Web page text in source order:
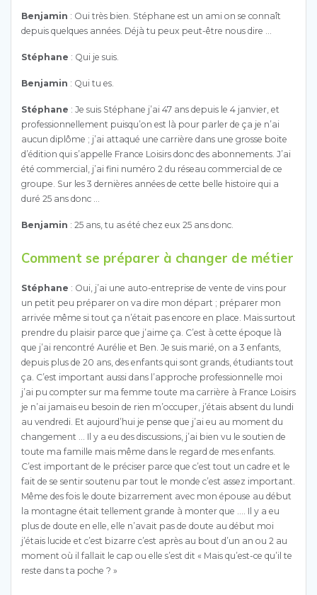
Benjamin : Oui très bien. Stéphane est un ami on se connaît
depuis quelques années. Déjà tu peux peut-être nous dire …
Stéphane : Qui je suis.
Benjamin : Qui tu es.
Stéphane : Je suis Stéphane j’ai 47 ans depuis le 4 janvier, et
professionnellement puisqu’on est là pour parler de ça je n’ai
aucun diplôme ; j’ai attaqué une carrière dans une grosse boite
d’édition qui s’appelle France Loisirs donc des abonnements. J’ai
été commercial, j’ai fini numéro 2 du réseau commercial de ce
groupe. Sur les 3 dernières années de cette belle histoire qui a
duré 25 ans donc …
Benjamin : 25 ans, tu as été chez eux 25 ans donc.
Comment se préparer à changer de métier
Stéphane : Oui, j’ai une auto-entreprise de vente de vins pour
un petit peu préparer on va dire mon départ ; préparer mon
arrivée même si tout ça n’était pas encore en place. Mais surtout
prendre du plaisir parce que j’aime ça. C’est à cette époque là
que j’ai rencontré Aurélie et Ben. Je suis marié, on a 3 enfants,
depuis plus de 20 ans, des enfants qui sont grands, étudiants tout
ça. C’est important aussi dans l’approche professionnelle moi
j’ai pu compter sur ma femme toute ma carrière à France Loisirs
je n’ai jamais eu besoin de rien m’occuper, j’étais absent du lundi
au vendredi. Et aujourd’hui je pense que j’ai eu au moment du
changement … Il y a eu des discussions, j’ai bien vu le soutien de
toute ma famille mais même dans le regard de mes enfants.
C’est important de le préciser parce que c’est tout un cadre et le
fait de se sentir soutenu par tout le monde c’est assez important.
Même des fois le doute bizarrement avec mon épouse au début
la montagne était tellement grande à monter que …. Il y a eu
plus de doute en elle, elle n’avait pas de doute au début moi
j’étais lucide et c’est bizarre c’est après au bout d’un an ou 2 au
moment où il fallait le cap ou elle s’est dit « Mais qu’est-ce qu’il te
reste dans ta poche ? »